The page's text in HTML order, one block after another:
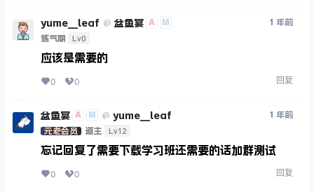
yume__leaf @ 盆鱼宴 A
M
炼气期
Lv0
1 年前
应该是需要的
0 0 回复
盆鱼宴 A M @ yume__leaf
元老会员 道主 Lv12
1 年前
忘记回复了需要下载学习班还需要的话加群测试
0 0 回复